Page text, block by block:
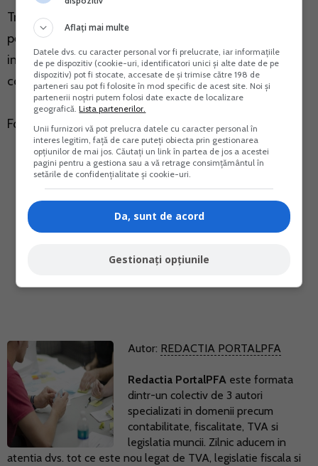
Transport, fiind efectuate demersuri de optimizare a
performantei si de scalabilitate a sistemului, astfel
incat sa poata face fata varfurilor de solicitare fara a
compromite timpul de raspuns.
Foto: pixabay.com
Autor: REDACTIA PORTALPFA
Redactia PortalPFA este formata
dintr-un colectiv de 3 autori
specializati in domenii precum
contabilitate, fiscalitate, TVA si
legislatia muncii. Zilnic aducem in
atentia dvs. tot ce este nou legat de TVA, legislatie fiscala si
Aflați mai multe
Datele dvs. cu caracter personal vor fi prelucrate, iar informațiile
de pe dispozitiv (cookie-uri, identificatori unici și alte date de pe
dispozitiv) pot fi stocate, accesate de și trimise către 198 de
parteneri sau pot fi folosite în mod specific de acest site. Noi și
partenerii noștri putem folosi date exacte de localizare
geografică.Lista partenerilor.
Unii furnizori vă pot prelucra datele cu caracter personal în
interes legitim, față de care puteți obiecta prin gestionarea
opțiunilor de mai jos. Căutați un link în partea de jos a acestei
pagini pentru a gestiona sau a vă retrage consimțământul în
setările de confidențialitate și cookie-uri.
Da, sunt de acord
Gestionați opțiunile